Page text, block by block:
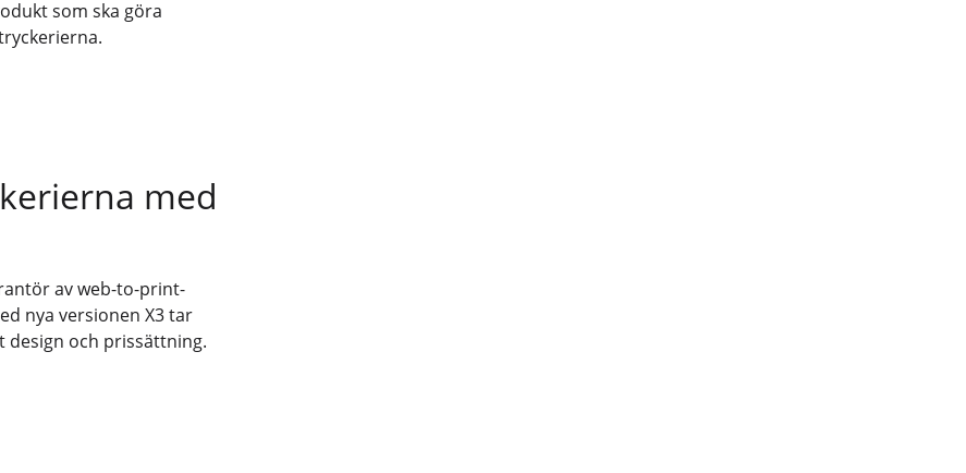
som ska göra
med
av web-to-print-
nya versionen X3 tar
design och prissättning.